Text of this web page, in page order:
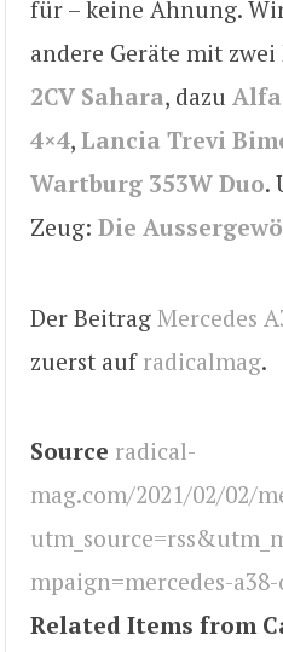
für – keine Ahnung.
andere Geräte mit
2CV Sahara, dazu
4×4, Lancia Trevi
Wartburg 353W Duo.
Zeug: Die
Der Beitrag Mercedes
zuerst auf radicalmag.
Source radical-
mag.com/2021/02/02/
mpaign=mercedes-
Related Items from